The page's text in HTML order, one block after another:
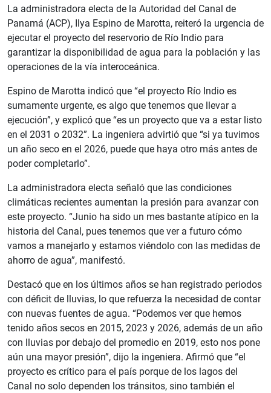
La administradora electa de la Autoridad del Canal de
Panamá (ACP), Ilya Espino de Marotta, reiteró la urgencia de
ejecutar el proyecto del reservorio de Río Indio para
garantizar la disponibilidad de agua para la población y las
operaciones de la vía interoceánica.
Espino de Marotta indicó que “el proyecto Río Indio es
sumamente urgente, es algo que tenemos que llevar a
ejecución”, y explicó que “es un proyecto que va a estar listo
en el 2031 o 2032”. La ingeniera advirtió que “si ya tuvimos
un año seco en el 2026, puede que haya otro más antes de
poder completarlo”.
La administradora electa señaló que las condiciones
climáticas recientes aumentan la presión para avanzar con
este proyecto. “Junio ha sido un mes bastante atípico en la
historia del Canal, pues tenemos que ver a futuro cómo
vamos a manejarlo y estamos viéndolo con las medidas de
ahorro de agua”, manifestó.
Destacó que en los últimos años se han registrado periodos
con déficit de lluvias, lo que refuerza la necesidad de contar
con nuevas fuentes de agua. “Podemos ver que hemos
tenido años secos en 2015, 2023 y 2026, además de un año
con lluvias por debajo del promedio en 2019, esto nos pone
aún una mayor presión”, dijo la ingeniera. Afirmó que “el
proyecto es crítico para el país porque de los lagos del
Canal no solo dependen los tránsitos, sino también el